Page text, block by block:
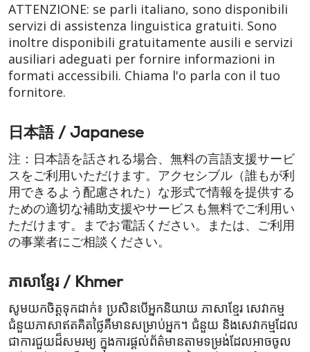
ATTENZIONE: se parli italiano, sono disponibili
servizi di assistenza linguistica gratuiti. Sono
inoltre disponibili gratuitamente ausili e servizi
ausiliari adeguati per fornire informazioni in
formati accessibili. Chiama l'o parla con il tuo
fornitore.
日本語 / Japanese
注：日本語を話される場合、無料の言語支援サービ
スをご利用いただけます。アクセシブル（誰もが利
用できるよう配慮された）な形式で情報を提供する
ための適切な補助支援やサービスも無料でご利用い
ただけます。までお電話ください。または、ご利用
の事業者にご相談ください。
ភាសាខ្មែរ / Khmer
សូមយកចិត្តទុកដាក់៖ ប្រសិនបើអ្នកនិយាយ ភាសាខ្មែរ សេវាកម្ម
ជំនួយភាសា​ឥតគិតថ្លៃគឺមានសម្រាប់អ្នក។ ជំនួយ និងសេវាកម្មដែល
ជាការជួយដ៏សមរម្យ ក្នុងការផ្តល់ព័ត៌មានតាមទម្រង់ដែលអាចចូល